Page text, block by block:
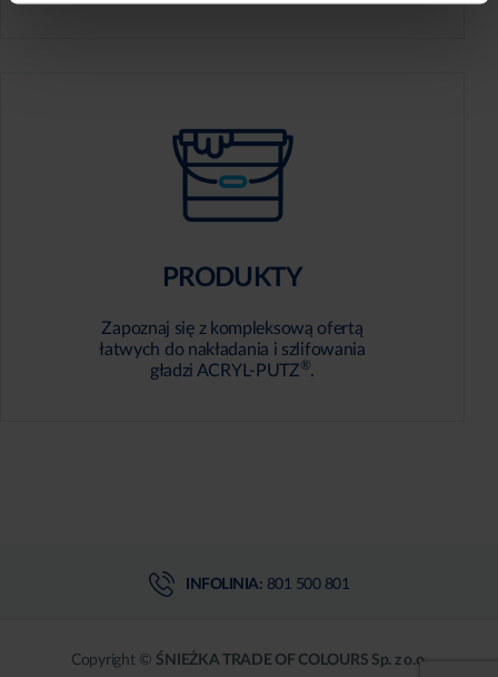
PRODUKTY
Zapoznaj się z kompleksową ofertą
łatwych do nakładania i szlifowania
gładzi ACRYL-PUTZ®.
INFOLINIA: 801 500 801
Copyright © ŚNIEŻKA TRADE OF COLOURS Sp. z o.o.